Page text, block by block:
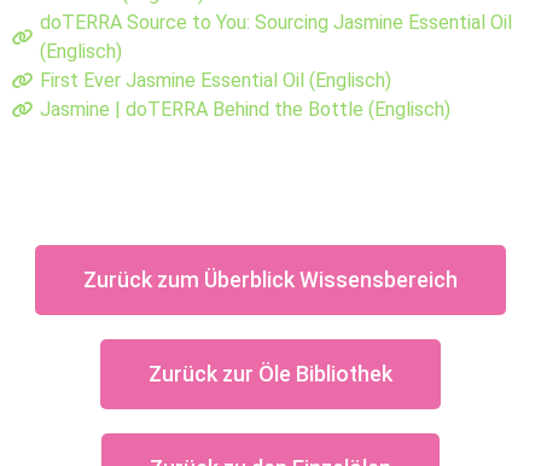
doTERRA Source to You: Sourcing Jasmine Essential Oil
(Englisch)
First Ever Jasmine Essential Oil (Englisch)
Jasmine | doTERRA Behind the Bottle (Englisch)
Zurück zum Überblick Wissensbereich
Zurück zur Öle Bibliothek